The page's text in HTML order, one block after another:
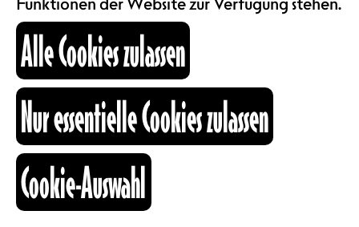
KARTOGRAPHIE
SUCHE
Kulturraum
Progressive, Breaks und Techno und
deep & hypnotic Beats.
https://www.instagram.com/damie_sch/
https://www.instagram.com/
ZEITEN 21.03.2026
Alle Cookies zulassen
Nur essentielle Cookies zulassen
Cookie-Auswahl